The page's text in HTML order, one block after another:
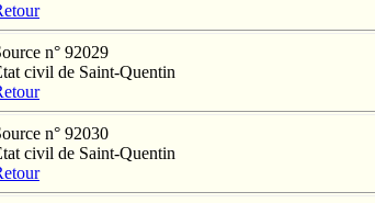
n° 92029
civil de Saint-Quentin
n° 92030
civil de Saint-Quentin